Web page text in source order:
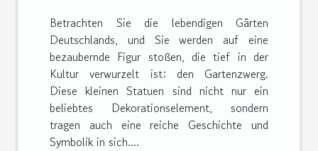
hinaus
Betrachten Sie die lebendigen Gärten
Deutschlands, und Sie werden auf eine
bezaubernde Figur stoßen, die tief in der
Kultur verwurzelt ist: den Gartenzwerg.
Diese kleinen Statuen sind nicht nur ein
beliebtes Dekorationselement, sondern
tragen auch eine reiche Geschichte und
Symbolik in sich....